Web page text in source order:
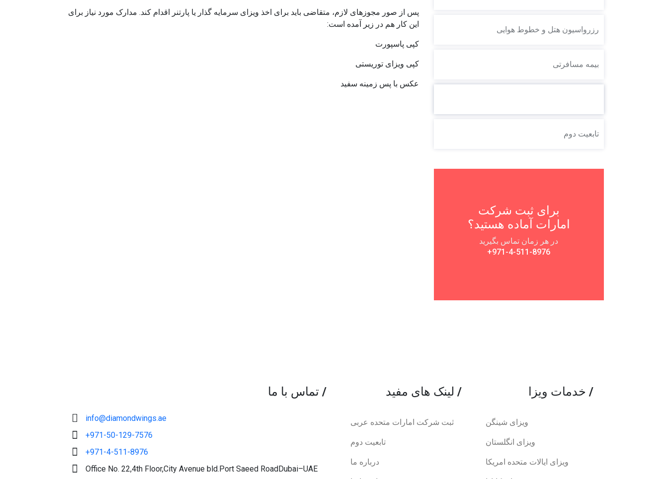
پس از صور مجوزهای لازم، متقاضی باید برای اخذ ویزای سرمایه گذار یا پارتنر اقدام کند. مدارک مورد نیاز برای
این کار هم در زیر آمده است:
کپی پاسپورت
کپی ویزای توریستی
عکس با پس زمینه سفید
رزرواسیون هتل و خطوط هوایی
بیمه مسافرتی
تابعیت دوم
برای ثبت شرکت
امارات آماده هستید؟
در هر زمان تماس بگیرید
+971-4-511-8976
/
info@diamondwings.ae
+971-50-129-7576
+971-4-511-8976
Office No. 22,4th Floor,City Avenue bld.Port Saeed RoadDubai–UAE
/
ثبت شرکت امارات متحده عربی
تابعیت دوم
درباره ما
/
ویزای شینگن
ویزای انگلستان
ویزای ایالات متحده امریکا